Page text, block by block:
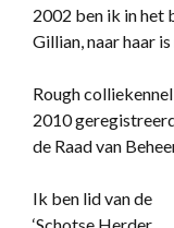
2002 ben ik in het
Gillian, naar haar
Rough colliekennel
2010
de Raad van
Ik ben lid van de